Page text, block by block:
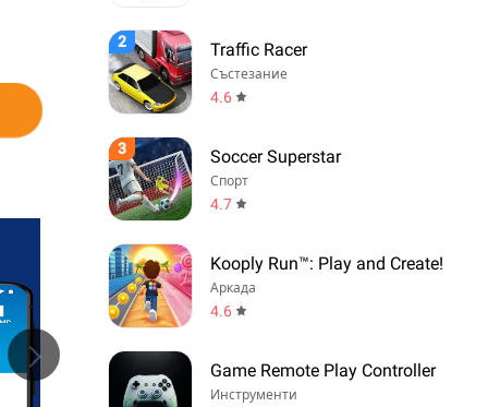
2 Traffic Racer
Състезание
4.6
3 Soccer Superstar
Спорт
4.7
Kooply Run™: Play and Create!
Аркада
4.6
Game Remote Play Controller
Инструменти